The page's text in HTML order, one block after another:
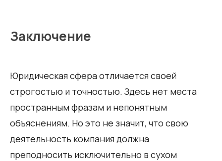
Заключение
Юридическая сфера отличается своей
строгостью и точностью. Здесь нет места
пространным фразам и непонятным
объяснениям. Но это не значит, что свою
деятельность компания должна
преподносить исключительно в сухом